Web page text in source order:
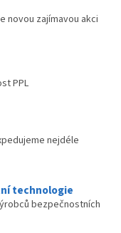
novou zajímavou akci
PPL
nejdéle
technologie
bezpečnostních